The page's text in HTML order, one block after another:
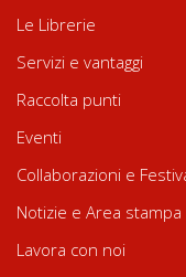
Le Librerie
Servizi e vantaggi
Raccolta punti
Eventi
Collaborazioni e
Notizie e Area stampa
Lavora con noi